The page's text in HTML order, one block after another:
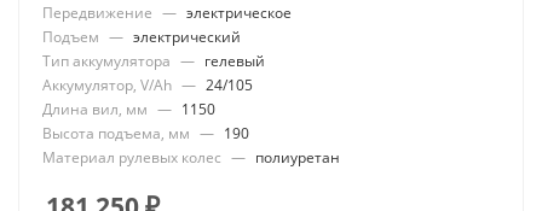
Передвижение — электрическое
Подъем — электрический
Тип аккумулятора — гелевый
Аккумулятор, V/Ah — 24/105
Длина вил, мм — 1150
Высота подъема, мм — 190
Материал рулевых колес — полиуретан